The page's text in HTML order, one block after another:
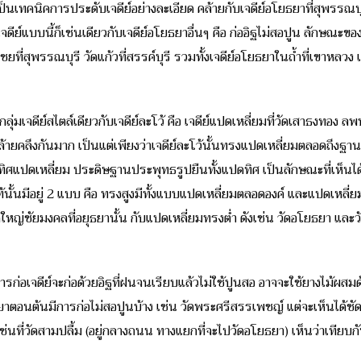
เทคนิคการประดับเจดีย์อย่างละเอียด คล้ายกับเจดีย์อโยธยาที่สุพรร
ดีย์แบบนี้ก็เช่นเดียวกับเจดีย์อโยธยาอื่นๆ คือ ก่ออิฐไม่สอปูน ลักษณะขอ
ที่สุพรรณบุรี วัดแก้วที่สรรค์บุรี รวมทั้งเจดีย์อโยธยาในถ้ำที่เขาหลวง
ลุ่มเจดีย์สไตล์เดียวกับเจดีย์ละโว้ คือ เจดีย์แปดเหลี่ยมที่วัดเสาธงทอง
คลึงกันมาก เป็นแต่เพียงว่าเจดีย์ละโว้นั้นทรงแปดเหลี่ยมตลอดถึงฐ
แปดเหลี่ยม ประดิษฐานประพุทธรูปยืนทั้งแปดทิศ เป็นลักษณะที่เห็นไ
นั้นมีอยู่ 2 แบบ คือ ทรงสูงมีทั้งแบบแปดเหลี่ยมตลอดองค์ และแปดเหลี่
หญ่ชัยมงคลที่อยุธยานั้น กับแปดเหลี่ยมทรงต่ำ ดังเช่น วัดอโยธยา และ
รก่อเจดีย์จะก่อด้วยอิฐที่ฝนจนเรียบแล้วไม่ใช้ปูนสอ อาจจะใช้ยางไม้ผส
ตอนต้นมีการก่อไม่สอปูนบ้าง เช่น วัดพระศรีสรรเพชญ์ แต่จะเห็นได้ชั
นที่วัดสามปลื้ม (อยู่กลางถนน ทางแยกที่จะไปวัดอโยธยา) เห็นว่าเทียบ